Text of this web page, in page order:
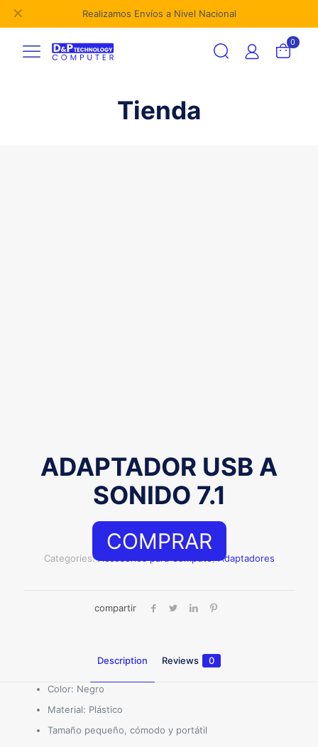
Realizamos Envíos a Nivel Nacional
✕
0
Tienda
ADAPTADOR USB A
SONIDO 7.1
COMPRAR
Categories:Accesorios para Computo Adaptadores
compartir
Description Reviews 0
Color: Negro
Material: Plástico
Tamaño pequeño, cómodo y portátil